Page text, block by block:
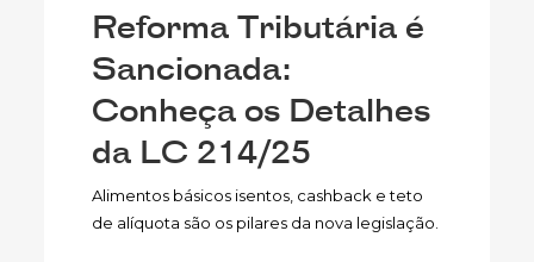
Reforma Tributária é
Sancionada:
Conheça os Detalhes
da LC 214/25
Alimentos básicos isentos, cashback e teto
de alíquota são os pilares da nova legislação.